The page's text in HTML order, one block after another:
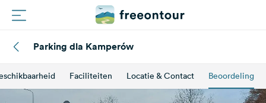
Routes
Campings
Parking dla Kamperów
Faciliteiten Locatie & Contact Beoordeling